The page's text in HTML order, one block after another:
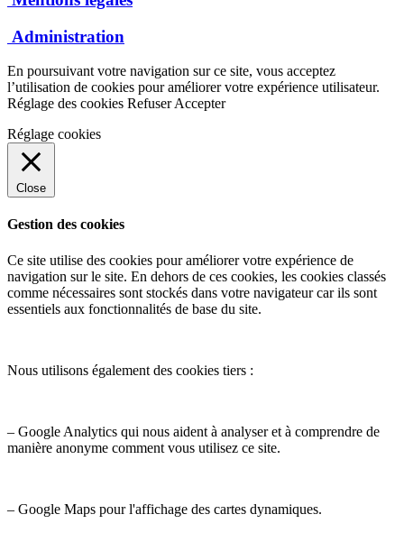
Administration
En poursuivant votre navigation sur ce site, vous acceptez
l’utilisation de cookies pour améliorer votre expérience utilisateur.
Réglage des cookies Refuser Accepter
Réglage cookies
Close
Gestion des cookies
Ce site utilise des cookies pour améliorer votre expérience de
navigation sur le site. En dehors de ces cookies, les cookies classés
comme nécessaires sont stockés dans votre navigateur car ils sont
essentiels aux fonctionnalités de base du site.
Nous utilisons également des cookies tiers :
– Google Analytics qui nous aident à analyser et à comprendre de
manière anonyme comment vous utilisez ce site.
– Google Maps pour l'affichage des cartes dynamiques.